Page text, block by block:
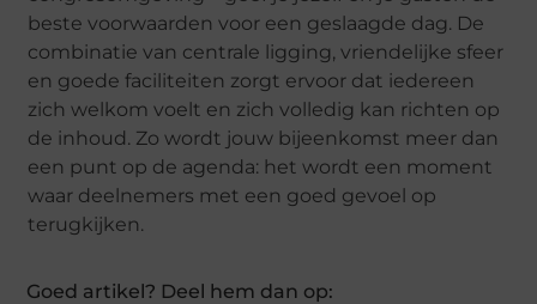
beste voorwaarden voor een geslaagde dag. De
combinatie van centrale ligging, vriendelijke sfeer
en goede faciliteiten zorgt ervoor dat iedereen
zich welkom voelt en zich volledig kan richten op
de inhoud. Zo wordt jouw bijeenkomst meer dan
een punt op de agenda: het wordt een moment
waar deelnemers met een goed gevoel op
terugkijken.
Goed artikel? Deel hem dan op: